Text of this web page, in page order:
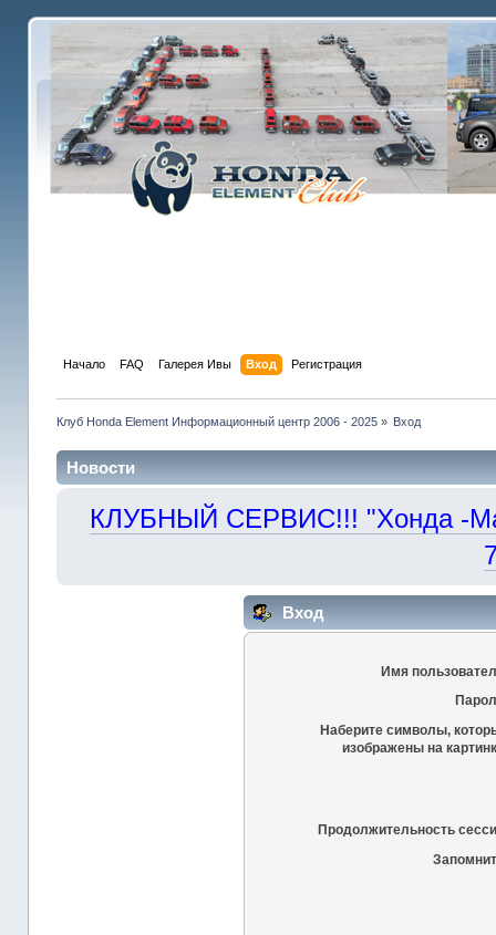
Начало FAQ Галерея Ивы Вход Регистрация
Клуб Honda Element Информационный центр 2006 - 2025» Вход
Новости
КЛУБНЫЙ СЕРВИС!!! "Хонда -
Вход
Имя
Наберите символы,
изображены на
Продолжительность